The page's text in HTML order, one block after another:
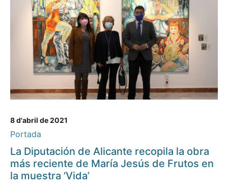
8 d'abril de 2021
Portada
La Diputación de Alicante recopila la obra
más reciente de María Jesús de Frutos en
la muestra ‘Vida’